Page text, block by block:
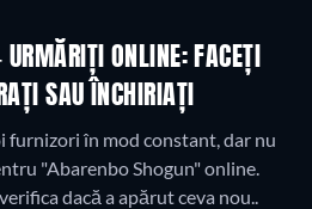
ONLINE: FACEȚI
SAU ÎNCHIRIAȚI
furnizori în mod constant, dar nu
"Abarenbo Shogun" online.
dacă a apărut ceva nou..